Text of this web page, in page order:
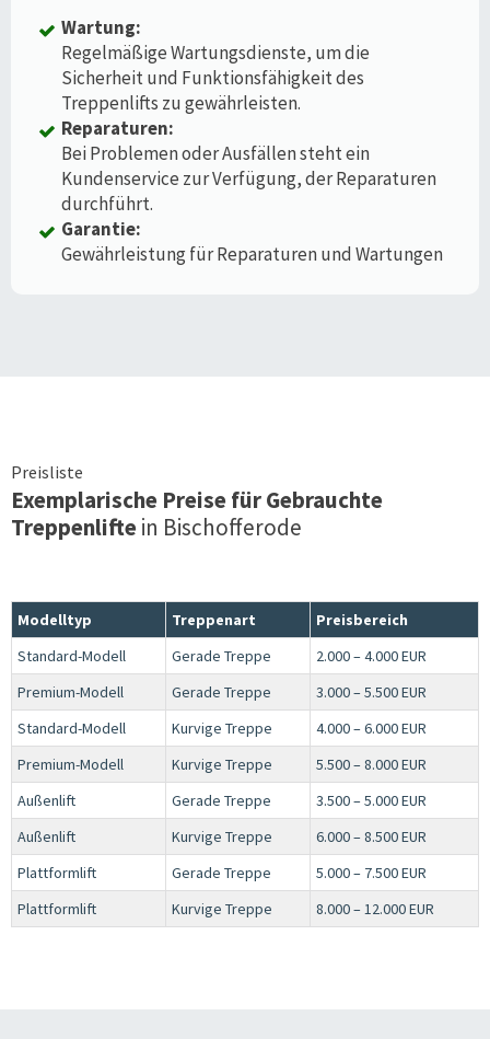
Wartung:
Regelmäßige Wartungsdienste, um die
Sicherheit und Funktionsfähigkeit des
Treppenlifts zu gewährleisten.
Reparaturen:
Bei Problemen oder Ausfällen steht ein
Kundenservice zur Verfügung, der Reparaturen
durchführt.
Garantie:
Gewährleistung für Reparaturen und Wartungen
Preisliste
Exemplarische Preise für Gebrauchte
Treppenliftein Bischofferode
Modelltyp Treppenart
Preisbereich
Standard-Modell
Gerade Treppe
2.000 – 4.000 EUR
Premium-Modell
Gerade Treppe
3.000 – 5.500 EUR
Standard-Modell
Kurvige Treppe
4.000 – 6.000 EUR
Premium-Modell
Kurvige Treppe
5.500 – 8.000 EUR
Außenlift
Gerade Treppe
3.500 – 5.000 EUR
Außenlift
Kurvige Treppe
6.000 – 8.500 EUR
Plattformlift
Gerade Treppe
5.000 – 7.500 EUR
Plattformlift
Kurvige Treppe 8.000 – 12.000 EUR